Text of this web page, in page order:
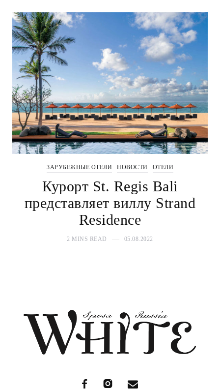
ЗАРУБЕЖНЫЕ ОТЕЛИ НОВОСТИ ОТЕЛИ
Курорт St. Regis Bali
представляет виллу Strand
Residence
2 MINS READ 05.08.2022